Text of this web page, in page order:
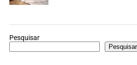
Pesquisar
Pesquisar